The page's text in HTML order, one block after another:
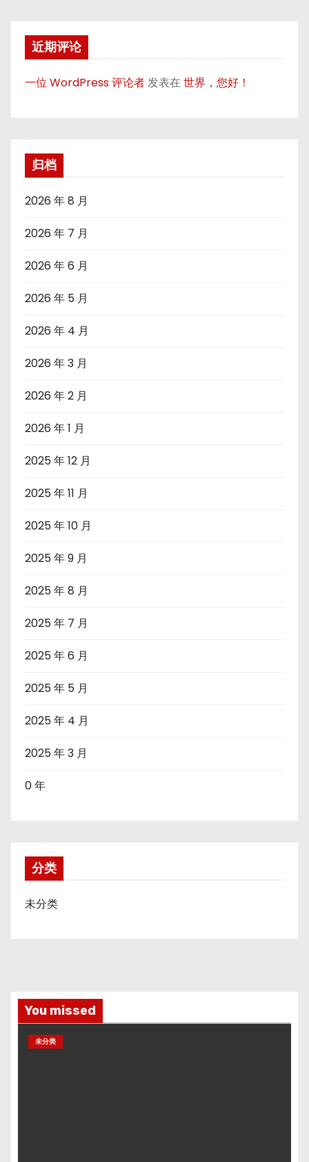
近期评论
一位 WordPress 评论者发表在世界，您好！
归档
2026 年 8 月
2026 年 7 月
2026 年 6 月
2026 年 5 月
2026 年 4 月
2026 年 3 月
2026 年 2 月
2026 年 1 月
2025 年 12 月
2025 年 11 月
2025 年 10 月
2025 年 9 月
2025 年 8 月
2025 年 7 月
2025 年 6 月
2025 年 5 月
2025 年 4 月
2025 年 3 月
0 年
分类
未分类
You missed
未分类